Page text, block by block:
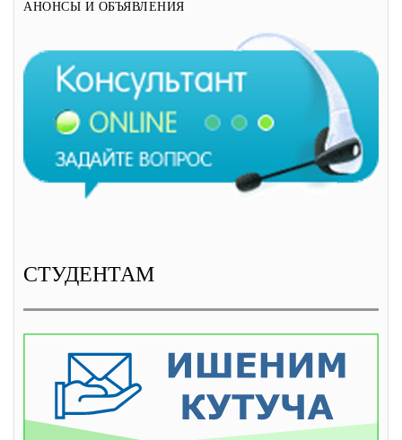
АНОНСЫ И ОБЪЯВЛЕНИЯ
СТУДЕНТАМ